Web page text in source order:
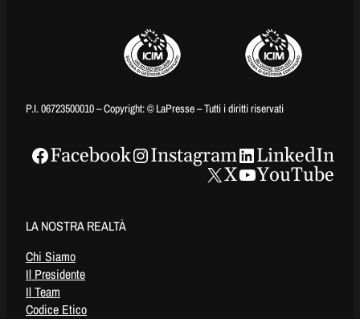
P.I. 06723500010 – Copyright: © LaPresse – Tutti i diritti riservati
Facebook Instagram
LinkedIn
X
YouTube
LA NOSTRA REALTÀ
Chi Siamo
Il Presidente
Il Team
Codice Etico